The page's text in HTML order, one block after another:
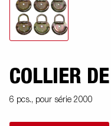
COLLIER
6 pcs., pour série 2000